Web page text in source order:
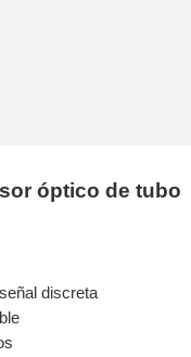
óptico de tubo
discreta